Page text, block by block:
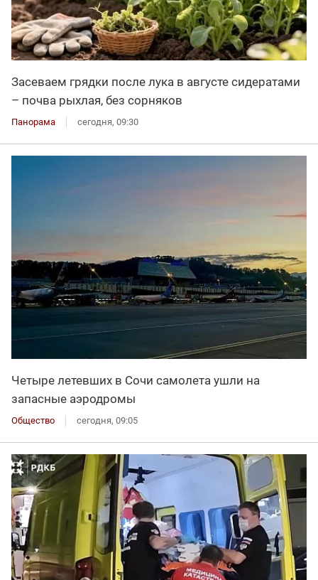
Засеваем грядки после лука в августе сидератами
– почва рыхлая, без сорняков
Панорама сегодня, 09:30
Четыре летевших в Сочи самолета ушли на
запасные аэродромы
Общество сегодня, 09:05